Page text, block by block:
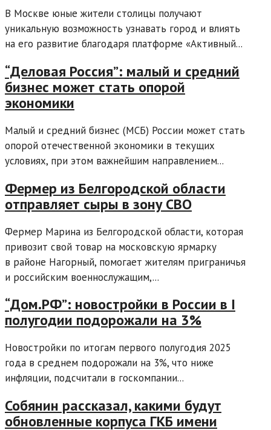
В Москве юные жители столицы получают
уникальную возможность узнавать город и влиять
на его развитие благодаря платформе «Активный...
“Деловая Россия”: малый и средний
бизнес может стать опорой
экономики
Малый и средний бизнес (МСБ) России может стать
опорой отечественной экономики в текущих
условиях, при этом важнейшим направлением...
Фермер из Белгородской области
отправляет сыры в зону СВО
Фермер Марина из Белгородской области, которая
привозит свой товар на московскую ярмарку
в районе Нагорный, помогает жителям приграничья
и российским военнослужащим,...
“Дом.РФ”: новостройки в России в I
полугодии подорожали на 3%
Новостройки по итогам первого полугодия 2025
года в среднем подорожали на 3%, что ниже
инфляции, подсчитали в госкомпании...
Собянин рассказал, какими будут
обновленные корпуса ГКБ имени